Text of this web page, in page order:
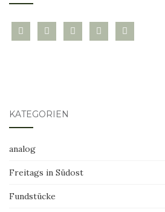
bloglovininstagramtwitter pinterest
mail
KATEGORIEN
analog
Freitags in Südost
Fundstücke